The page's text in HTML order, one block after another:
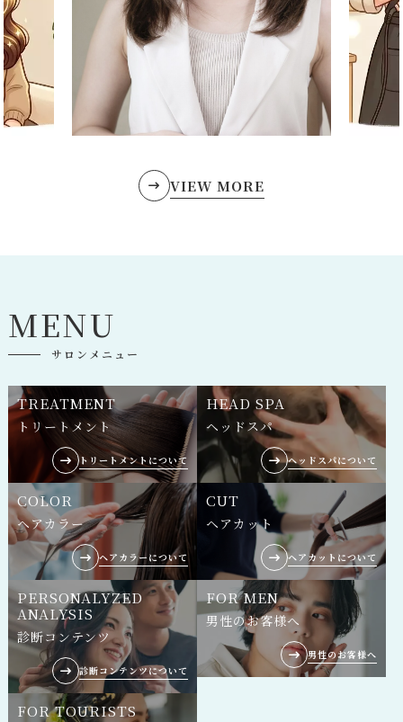
VIEW MORE
MENU
サロンメニュー
TREATMENT
トリートメント
トリートメントについて
HEAD SPA
ヘッドスパ
ヘッドスパについて
COLOR
ヘアカラー
ヘアカラーについて
CUT
ヘアカット
ヘアカットについて
PERSONALYZED
ANALYSIS
診断コンテンツ
診断コンテンツについて
FOR MEN
男性のお客様へ
男性のお客様へ
FOR TOURISTS